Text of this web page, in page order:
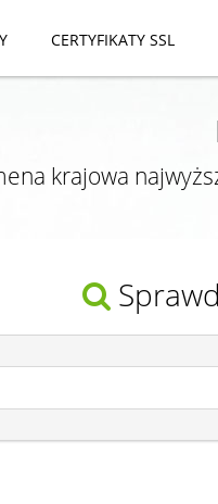
CERTYFIKATY SSL
krajowa